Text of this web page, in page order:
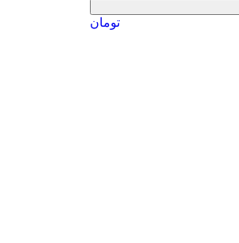
تومان